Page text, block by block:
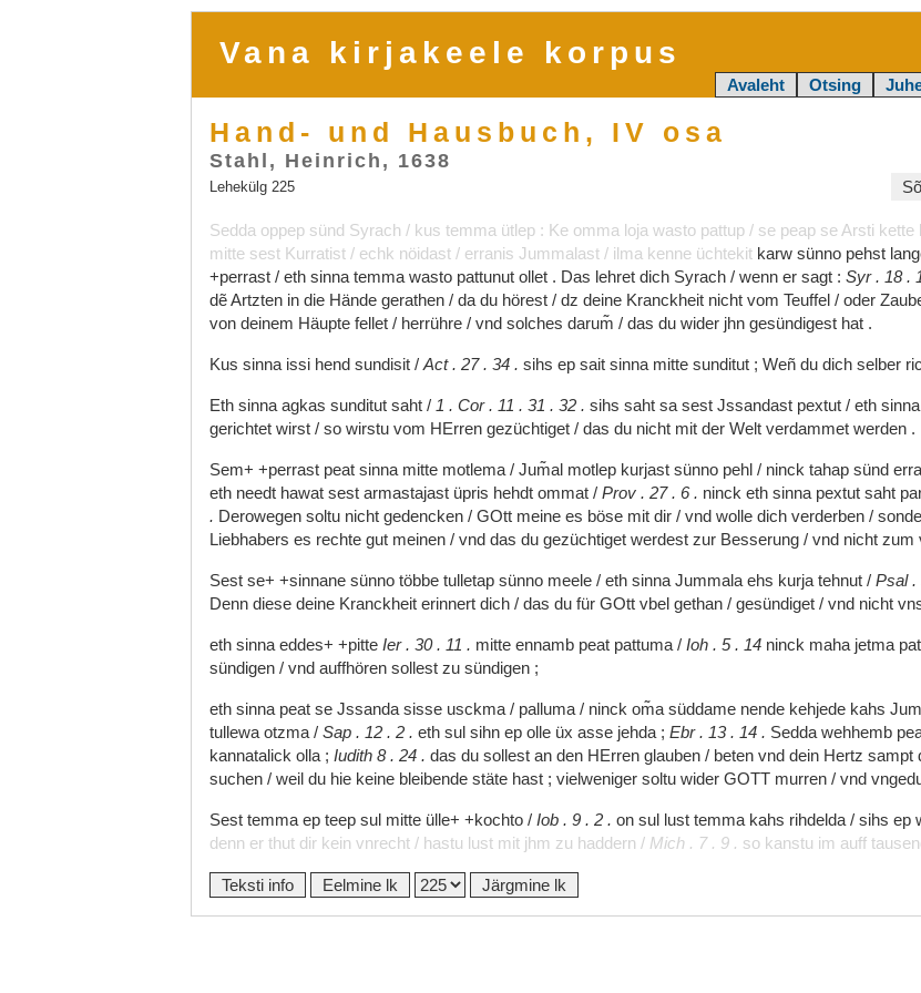
Vana kirjakeele korpus
Avaleht Otsing
Hand- und Hausbuch, IV osa
Stahl, Heinrich, 1638
Lehekülg 225
Sedda oppep sünd Syrach / kus temma ütlep : Ke omma loja wasto pattup / se peap se Arsti kette
mitte sest Kurratist / echk nöidast / erranis Jummalast / ilma kenne üchtekit karw sünno pehst
+perrast / eth sinna temma wasto pattunut ollet . Das lehret dich Syrach / wenn er sagt : Syr . 18 .
dẽArtzten in die Hände gerathen / da du hörest / dz deine Kranckheit nicht vom Teuffel / oder
von deinem Häupte fellet / herrühre / vnd solches darum͂ / das du wider jhn gesündigest hat .
Kus sinna issi hend sundisit / Act . 27 . 34 . sihs ep sait sinna mitte sunditut ; Weñ du dich selber
Eth sinna agkas sunditut saht / 1 . Cor . 11 . 31 . 32 . sihs saht sa sest Jssandast pextut / eth sinna
gerichtet wirst / so wirstu vom HErren gezüchtiget / das du nicht mit der Welt verdammet werden .
Sem+ +perrast peat sinna mitte motlema / Jum͂al motlep kurjast sünno pehl / ninck tahap sünd
eth needt hawat sest armastajast üpris hehdt ommat / Prov . 27 . 6 . ninck eth sinna pextut saht
. Derowegen soltu nicht gedencken / GOtt meine es böse mit dir / vnd wolle dich verderben /
Liebhabers es rechte gut meinen / vnd das du gezüchtiget werdest zur Besserung / vnd nicht zum
Sest se+ +sinnane sünno többe tulletap sünno meele / eth sinna Jummala ehs kurja tehnut / Psal .
Denn diese deine Kranckheit erinnert dich / das du für GOtt vbel gethan / gesündiget / vnd nicht
eth sinna eddes+ +pitte Ier . 30 . 11 . mitte ennamb peat pattuma / Ioh . 5 . 14 ninck maha jetma
sündigen / vnd auffhören sollest zu sündigen ;
eth sinna peat se Jssanda sisse usckma / palluma / ninck om͂a süddame nende kehjede kahs
tullewa otzma / Sap . 12 . 2 . eth sul sihn ep olle üx asse jehda ; Ebr . 13 . 14 . Sedda wehhemb
kannatalick olla ; Iudith 8 . 24 . das du sollest an den HErren glauben / beten vnd dein Hertz sampt
suchen / weil du hie keine bleibende stäte hast ; vielweniger soltu wider GOTT murren / vnd
Sest temma ep teep sul mitte ülle+ +kochto / Iob . 9 . 2 . on sul lust temma kahs rihdelda / sihs ep
denn er thut dir kein vnrecht / hastu lust mit jhm zu haddern / Mich . 7 . 9 . so kanstu im auff
Teksti info Eelmine lk Järgmine lk